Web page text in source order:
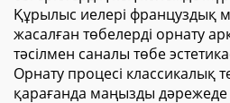
Құрылыс иелері француздық
жасалған төбелерді орнату
тәсілмен саналы төбе
Орнату процесі классикалық
қарағанда маңызды дәрежеде